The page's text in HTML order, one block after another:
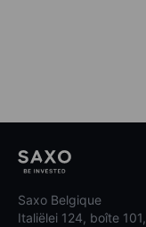
Saxo Belgique
Italiëlei 124, boîte 101,